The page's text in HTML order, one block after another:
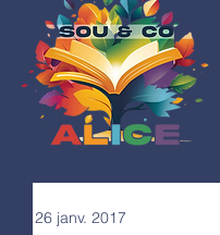
26 janv. 2017